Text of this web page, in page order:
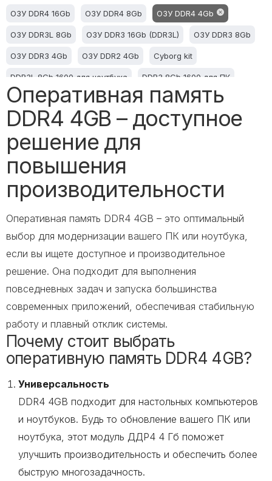
ОЗУ DDR4 16Gb ОЗУ DDR4 8Gb ОЗУ DDR4 4Gb
ОЗУ DDR3L 8Gb ОЗУ DDR3 16Gb (DDR3L) ОЗУ DDR3 8Gb
ОЗУ DDR3 4Gb ОЗУ DDR2 4Gb Cyborg kit
DDR3L 8Gb 1600 для ноутбука DDR3 8Gb 1600 для ПК
DDR4 8Gb для ПК
Оперативная память
DDR4 4GB – доступное
решение для
повышения
производительности
Оперативная память DDR4 4GB – это оптимальный
выбор для модернизации вашего ПК или ноутбука,
если вы ищете доступное и производительное
решение. Она подходит для выполнения
повседневных задач и запуска большинства
современных приложений, обеспечивая стабильную
работу и плавный отклик системы.
Почему стоит выбрать
оперативную память DDR4 4GB?
Универсальность
DDR4 4GB подходит для настольных компьютеров
и ноутбуков. Будь то обновление вашего ПК или
ноутбука, этот модуль ДДР4 4 Гб поможет
улучшить производительность и обеспечить более
быструю многозадачность.